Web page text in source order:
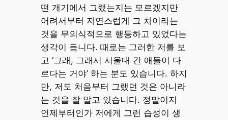
떤 개기에서 그랬는지는 모르겠지만
어려서부터 자연스럽게 그 차이라는
것을 무의식적으로 행동하고 있었다는
생각이 듭니다. 때로는 그러한 저를 보
고 ‘그래, 그래서 서울대 간 애들이 다
르다는 거야’ 하는 분도 있습니다. 하지
만, 저도 처음부터 그랬던 것은 아니라
는 것을 잘 알고 있습니다. 정말이지
언제부터인가 저에게 그런 습성이 생